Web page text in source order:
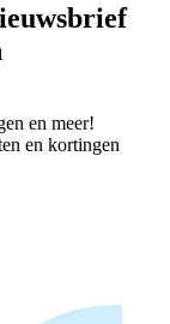
en meer!
en kortingen